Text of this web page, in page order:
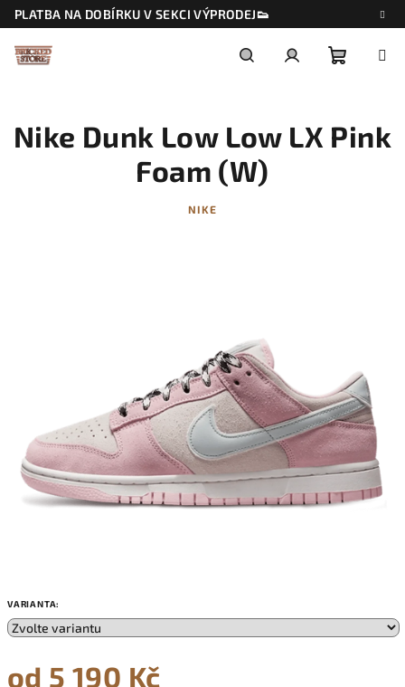
Přejít
na
obsah
PLATBA NA DOBÍRKU V SEKCI VÝPRODEJ👟
košík
VARIANTA:
od 5 190 Kč
Nike Dunk Low Low LX Pink
Foam (W)
NIKE